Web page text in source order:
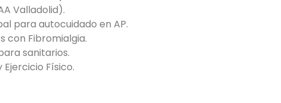
Valladolid).
para autocuidado en AP.
con Fibromialgia.
sanitarios.
Físico.